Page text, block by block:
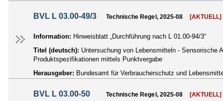
BVL L 03.00-49/3 Technische Regel, 2025-08 [AKTUELL]
Information: Hinweisblatt „Durchführung nach L 01.00-94/3“
Titel (deutsch): Untersuchung von Lebensmitteln - Sensorische
Produktspezifikationen mittels Punktvergabe
Herausgeber: Bundesamt für Verbraucherschutz und
BVL L 03.00-50 Technische Regel, 2025-08 [AKTUELL]